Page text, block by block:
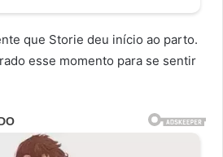
que Storie deu início ao parto.
esse momento para se sentir